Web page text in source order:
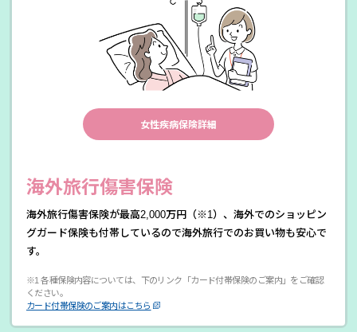
女性疾病保険詳細
海外旅行傷害保険
海外旅行傷害保険が最高2,000万円（※1）、海外でのショッピン
グガード保険も付帯しているので海外旅行でのお買い物も安心で
す。
※1 各種保険内容については、下のリンク「カード付帯保険のご案内」をご確認
ください。
カード付帯保険のご案内はこちら